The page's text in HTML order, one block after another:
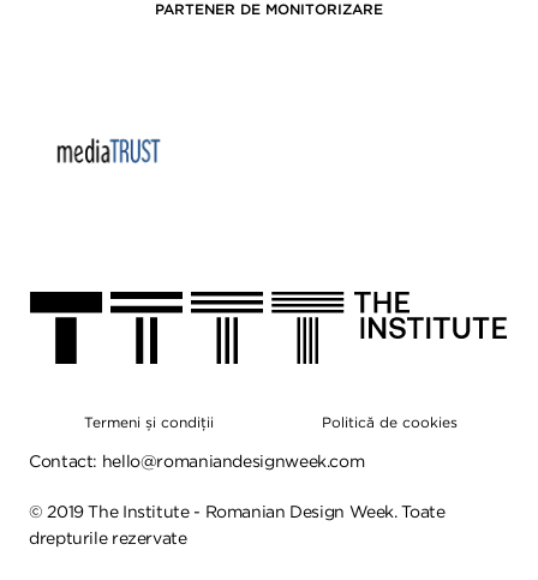
PARTENER DE MONITORIZARE
Termeni și condiții Politică de cookies
Contact: hello@romaniandesignweek.com
©2019The Institute - Romanian Design Week. Toate
drepturile rezervate